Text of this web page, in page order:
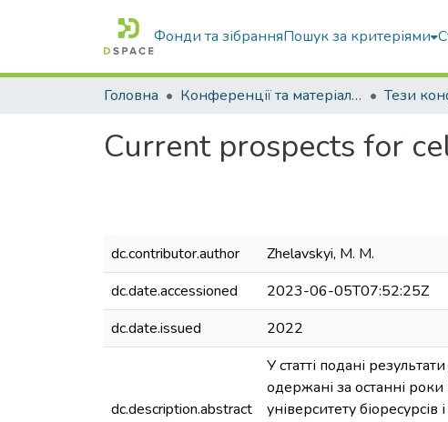
Фонди та зібранняПошук за критеріями
Головна Конференції та матеріали конференцій Тези
Current prospects for
dc.contributor.author
Zhelavskyi, M. M.
dc.date.accessioned
2023-06-05T07:52:25Z
dc.date.issued
2022
dc.description.abstract
У статті подані
одержані за останні
університету